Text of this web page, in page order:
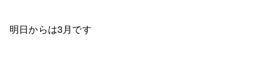
明日からは3月です